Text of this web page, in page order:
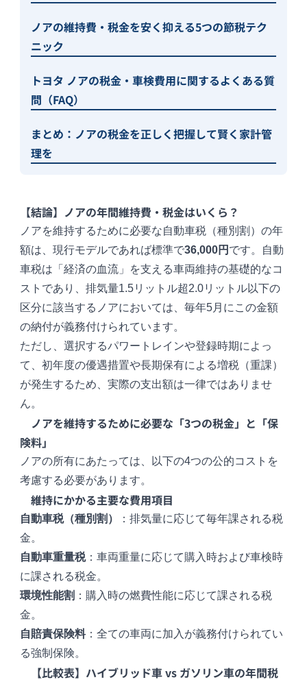
ノアの維持費・税金を安く抑える5つの節税テク
ニック
トヨタ ノアの税金・車検費用に関するよくある質
問（FAQ）
まとめ：ノアの税金を正しく把握して賢く家計管
理を
【結論】ノアの年間維持費・税金はいくら？
ノアを維持するために必要な自動車税（種別割）の年
額は、現行モデルであれば標準で36,000円 です。自動
車税は「経済の血流」を支える車両維持の基礎的なコ
ストであり、排気量1.5リットル超2.0リットル以下の
区分に該当するノアにおいては、毎年5月にこの金額
の納付が義務付けられています。
ただし、選択するパワートレインや登録時期によっ
て、初年度の優遇措置や長期保有による増税（重課）
が発生するため、実際の支出額は一律ではありませ
ん。
ノアを維持するために必要な「3つの税金」と「保
険料」
ノアの所有にあたっては、以下の4つの公的コストを
考慮する必要があります。
維持にかかる主要な費用項目
自動車税（種別割）
：排気量に応じて毎年課される税
金。
自動車重量税：車両重量に応じて購入時および車検時
に課される税金。
環境性能割 ：購入時の燃費性能に応じて課される税
金。
自賠責保険料：全ての車両に加入が義務付けられてい
る強制保険。
【比較表】ハイブリッド車 vs ガソリン車の年間税